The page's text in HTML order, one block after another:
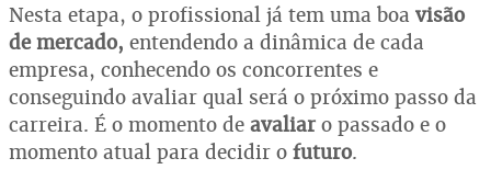
Nesta etapa, o profissional já tem uma boa visão
de mercado, entendendo a dinâmica de cada
empresa, conhecendo os concorrentes e
conseguindo avaliar qual será o próximo passo da
carreira. É o momento de avaliar o passado e o
momento atual para decidir o futuro.